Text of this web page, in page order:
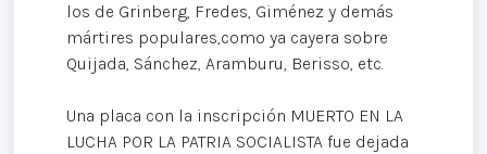
los de Grinberg, Fredes, Giménez y demás
mártires populares,como ya cayera sobre
Quijada, Sánchez, Aramburu, Berisso, etc.
Una placa con la inscripción MUERTO EN LA
LUCHA POR LA PATRIA SOCIALISTA fue dejada